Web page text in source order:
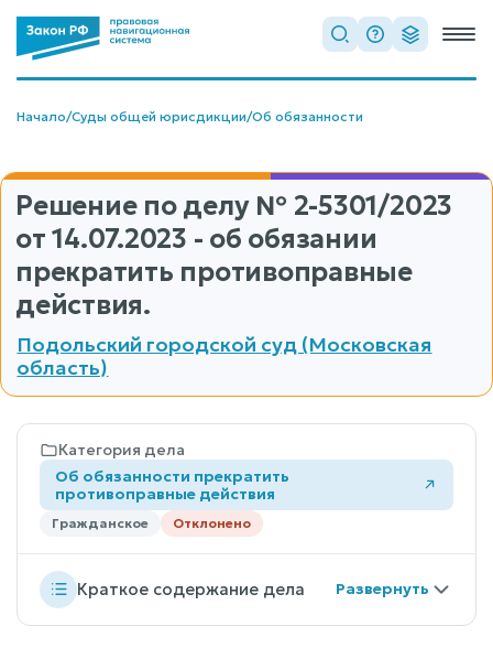
Начало/Суды общей юрисдикции/Об обязанности
Решение по делу № 2-5301/2023
от 14.07.2023 - об обязании
прекратить противоправные
действия.
Подольский городской суд (Московская
область)
Категория дела
Об обязанности прекратить
противоправные действия
Гражданское Отклонено
Краткое содержание дела